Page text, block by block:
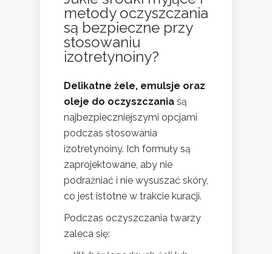
metody oczyszczania
są bezpieczne przy
stosowaniu
izotretynoiny?
Delikatne żele, emulsje oraz
oleje do oczyszczania są
najbezpieczniejszymi opcjami
podczas stosowania
izotretynoiny. Ich formuły są
zaprojektowane, aby nie
podrażniać i nie wysuszać skóry,
co jest istotne w trakcie kuracji.
Podczas oczyszczania twarzy
zaleca się: